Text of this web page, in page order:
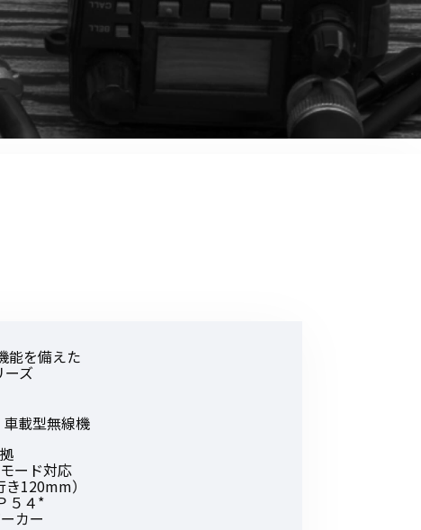
ポータブルワイヤレスアンプ
DCDCコンバーター/直流安定
化電源
能を備えた
ズ
載型無線機
ード対応
120mm）
５４*
カー